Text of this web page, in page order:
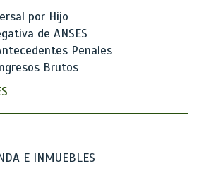
por Hijo
de ANSES
Penales
Brutos
E INMUEBLES